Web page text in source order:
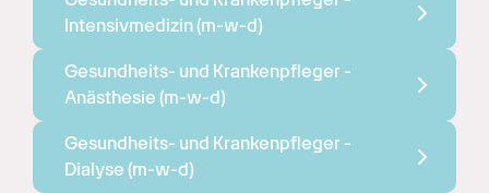
Intensivmedizin (m-w-d)
Gesundheits- und Krankenpfleger -
Anästhesie (m-w-d)
Gesundheits- und Krankenpfleger -
Dialyse (m-w-d)